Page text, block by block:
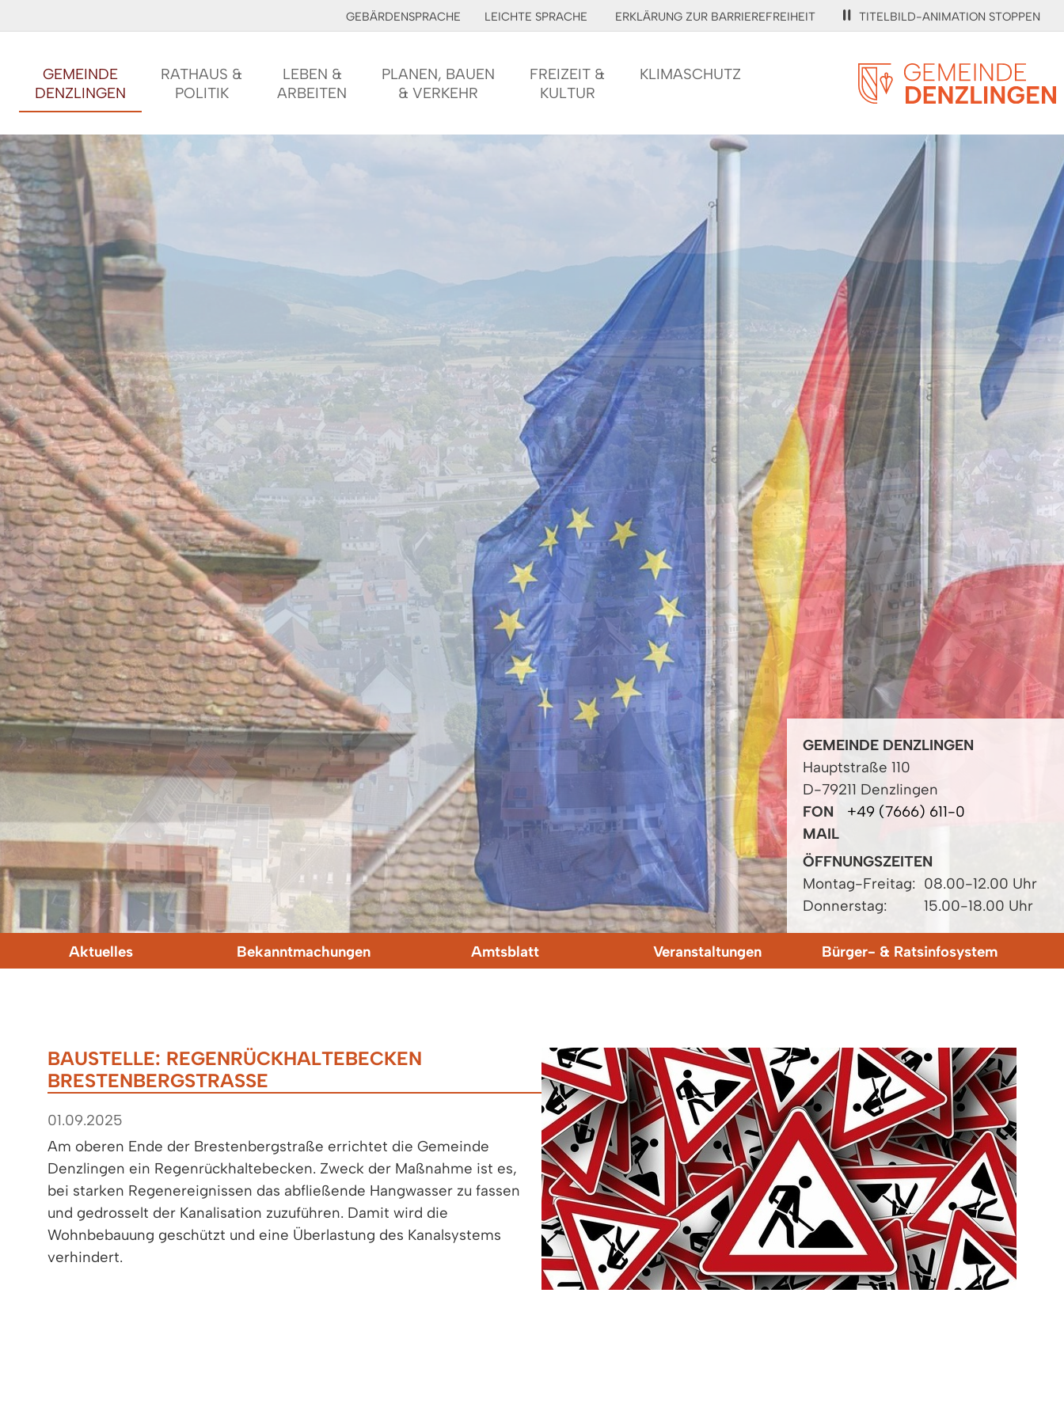
GEBÄRDENSPRACHE LEICHTE SPRACHE ERKLÄRUNG ZUR BARRIEREFREIHEIT TITELBILD-ANIMATION STOPPEN
GEMEINDE
DENZLINGEN
RATHAUS &
POLITIK
LEBEN &
ARBEITEN
PLANEN, BAUEN
& VERKEHR
FREIZEIT &
KULTUR
KLIMASCHUTZ
GEMEINDE DENZLINGEN
Hauptstraße 110
D-79211 Denzlingen
FON
+49 (7666) 611-0
MAIL
ÖFFNUNGSZEITEN
Montag-Freitag: 08.00-12.00 Uhr
Donnerstag:
15.00-18.00 Uhr
Aktuelles Bekanntmachungen Amtsblatt Veranstaltungen Bürger- & Ratsinfosystem
BAUSTELLE: REGENRÜCKHALTEBECKEN
BRESTENBERGSTRASSE
01.09.2025
Am oberen Ende der Brestenbergstraße errichtet die Gemeinde
Denzlingen ein Regenrückhaltebecken. Zweck der Maßnahme ist es,
bei starken Regenereignissen das abfließende Hangwasser zu fassen
und gedrosselt der Kanalisation zuzuführen. Damit wird die
Wohnbebauung geschützt und eine Überlastung des Kanalsystems
verhindert.